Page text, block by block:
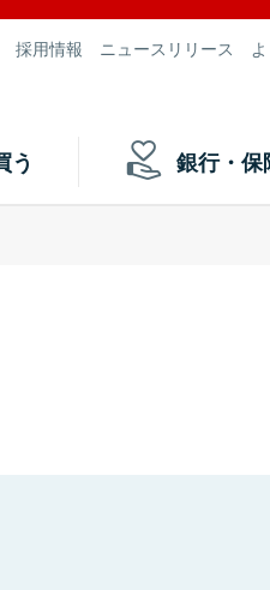
採用情報 ニュースリリース
う 銀行・保